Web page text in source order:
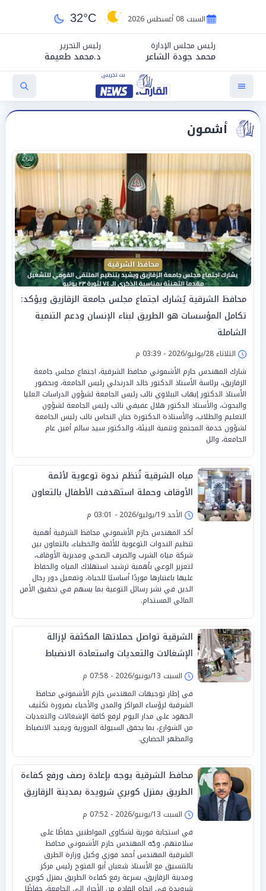
السبت 08 أغسطس 2026 32°C
رئيس مجلس الإدارة
محمد جودة الشاعر
رئيس التحرير
د.محمد طعيمة
أشمون
محافظ الشرقية يُشارك اجتماع مجلس جامعة الزقازيق ويؤكد:
تكامل المؤسسات هو الطريق لبناء الإنسان ودعم التنمية
الشاملة
الثلاثاء 28/يوليو/2026 - 03:39 م
شارك المهندس حازم الأشموني محافظ الشرقية، اجتماع مجلس جامعة
الزقازيق، برئاسة الأستاذ الدكتور خالد الدرندلي رئيس الجامعة، وبحضور
الأستاذ الدكتور إيهاب الببلاوي نائب رئيس الجامعة لشؤون الدراسات العليا
والبحوث، والأستاذ الدكتور هلال عفيفي نائب رئيس الجامعة لشؤون
التعليم والطلاب، والأستاذة الدكتورة حنان النحاس نائب رئيس الجامعة
لشؤون خدمة المجتمع وتنمية البيئة، والدكتور سيد سالم أمين عام
الجامعة، والل
مياه الشرقية تُنظم ندوة توعوية لأئمة
الأوقاف وحملة استهدفت الأطفال بالتعاون
مع مديريتي الأوقاف والشباب والرياضة
الأحد 19/يوليو/2026 - 03:01 م
أكد المهندس حازم الأشموني محافظ الشرقية أهمية
تنظيم الندوات التوعوية للأئمة والخطباء، بالتعاون بين
شركة مياه الشرب والصرف الصحي ومديرية الأوقاف،
لتعزيز الوعي بأهمية ترشيد استهلاك المياه والحفاظ
عليها باعتبارها موردًا أساسيًا للحياة، وتفعيل دور رجال
الدين في نشر رسائل التوعية بما يسهم في تحقيق الأمن
المائي المستدام.
الشرقية تواصل حملاتها المكثفة لإزالة
الإشغالات والتعديات واستعادة الانضباط
بالشوارع
السبت 13/يونيو/2026 - 07:58 م
في إطار توجيهات المهندس حازم الأشموني محافظ
الشرقية لرؤساء المراكز والمدن والأحياء بضرورة تكثيف
الجهود على مدار اليوم لرفع كافة الإشغالات والتعديات
من الشوارع، بما يحقق السيولة المرورية ويعيد الانضباط
والمظهر الحضاري.
محافظ الشرقية يوجه بإعادة رصف ورفع كفاءة
الطريق بمنزل كوبري شرويدة بمدينة الزقازيق
السبت 13/يونيو/2026 - 07:52 م
‏في استجابة فورية لشكاوى المواطنين حفاظًا على
سلامتهم، وجّه المهندس حازم الأشموني محافظ
الشرقية المهندس أحمد فوزي وكيل وزارة الطرق
بالتنسيق مع الأستاذ شعبان أبو الفتوح رئيس مركز
ومدينة الزقازيق، بسرعة رفع كفاءة الطريق بمنزل كوبري